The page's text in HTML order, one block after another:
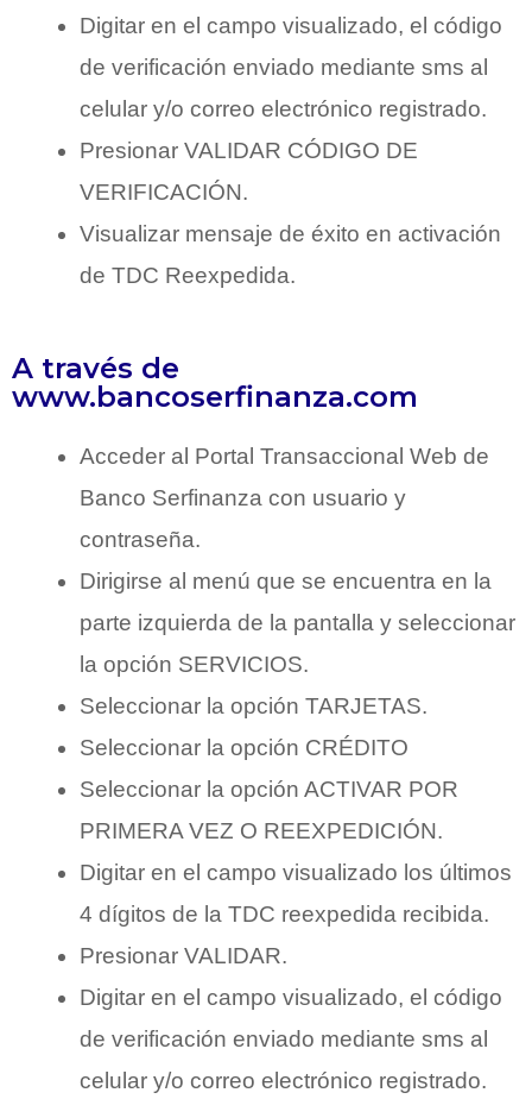
Digitar en el campo visualizado, el código
de verificación enviado mediante sms al
celular y/o correo electrónico registrado.
Presionar VALIDAR CÓDIGO DE
VERIFICACIÓN.
Visualizar mensaje de éxito en activación
de TDC Reexpedida.
A través de
www.bancoserfinanza.com
Acceder al Portal Transaccional Web de
Banco Serfinanza con usuario y
contraseña.
Dirigirse al menú que se encuentra en la
parte izquierda de la pantalla y seleccionar
la opción SERVICIOS.
Seleccionar la opción TARJETAS.
Seleccionar la opción CRÉDITO
Seleccionar la opción ACTIVAR POR
PRIMERA VEZ O REEXPEDICIÓN.
Digitar en el campo visualizado los últimos
4 dígitos de la TDC reexpedida recibida.
Presionar VALIDAR.
Digitar en el campo visualizado, el código
de verificación enviado mediante sms al
celular y/o correo electrónico registrado.